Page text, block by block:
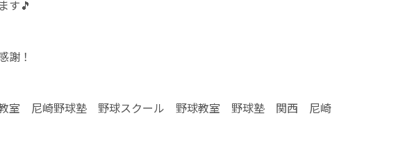
す🎵
謝！
教室 尼崎野球塾 野球スクール 野球教室 野球塾 関西 尼崎